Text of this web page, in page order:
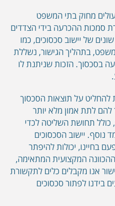
מחוק בתי המשפט
סמכות ההכרעה בידי הצדדים
של יישוב סכסוכים, כמו
משפט, בתהליך הגישור, נשללת
בסכסוך. הזכות שניתנת לו
להחליט על תוצאות הסכסוך
לתת אמון מלא יותר
תחושת השליטה לכדי
נוסף. יישוב הסכסוכים
בחיינו, יכולות להיפתר
המקצועית המתאימה,
אנו מקבלים כלים לתקשורת
בידנו לפתור סכסוכים